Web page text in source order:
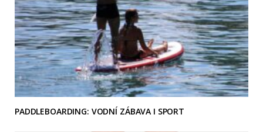
PADDLEBOARDING: VODNÍ ZÁBAVA I SPORT